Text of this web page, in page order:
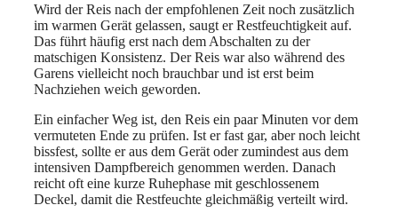
Wird der Reis nach der empfohlenen Zeit noch zusätzlich
im warmen Gerät gelassen, saugt er Restfeuchtigkeit auf.
Das führt häufig erst nach dem Abschalten zu der
matschigen Konsistenz. Der Reis war also während des
Garens vielleicht noch brauchbar und ist erst beim
Nachziehen weich geworden.
Ein einfacher Weg ist, den Reis ein paar Minuten vor dem
vermuteten Ende zu prüfen. Ist er fast gar, aber noch leicht
bissfest, sollte er aus dem Gerät oder zumindest aus dem
intensiven Dampfbereich genommen werden. Danach
reicht oft eine kurze Ruhephase mit geschlossenem
Deckel, damit die Restfeuchte gleichmäßig verteilt wird.